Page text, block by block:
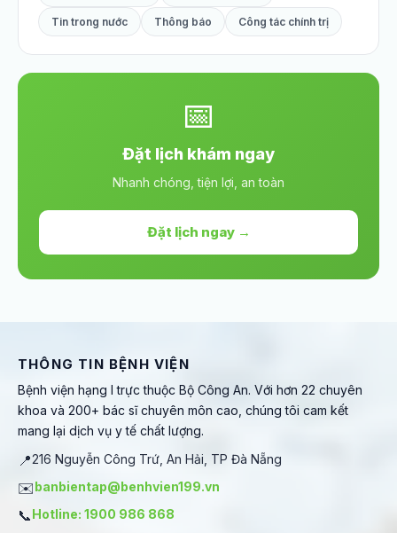
Tin trong nước Thông báo Công tác chính trị
📅
Đặt lịch khám ngay
Nhanh chóng, tiện lợi, an toàn
Đặt lịch ngay →
THÔNG TIN BỆNH VIỆN
Bệnh viện hạng I trực thuộc Bộ Công An. Với hơn 22 chuyên
khoa và 200+ bác sĩ chuyên môn cao, chúng tôi cam kết
mang lại dịch vụ y tế chất lượng.
📍216 Nguyễn Công Trứ, An Hải, TP Đà Nẵng
✉️banbientap@benhvien199.vn
📞Hotline: 1900 986 868